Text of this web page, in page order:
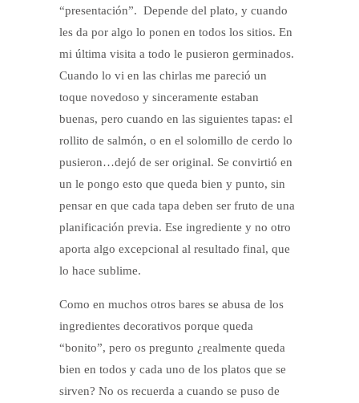
“presentación”. Depende del plato, y cuando
les da por algo lo ponen en todos los sitios. En
mi última visita a todo le pusieron germinados.
Cuando lo vi en las chirlas me pareció un
toque novedoso y sinceramente estaban
buenas, pero cuando en las siguientes tapas: el
rollito de salmón, o en el solomillo de cerdo lo
pusieron…dejó de ser original. Se convirtió en
un le pongo esto que queda bien y punto, sin
pensar en que cada tapa deben ser fruto de una
planificación previa. Ese ingrediente y no otro
aporta algo excepcional al resultado final, que
lo hace sublime.
Como en muchos otros bares se abusa de los
ingredientes decorativos porque queda
“bonito”, pero os pregunto ¿realmente queda
bien en todos y cada uno de los platos que se
sirven? No os recuerda a cuando se puso de